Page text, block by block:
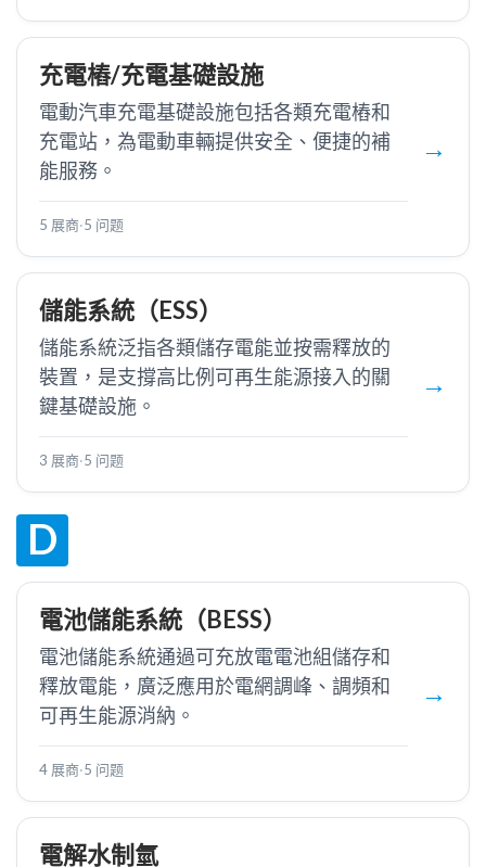
充電樁/充電基礎設施
電動汽車充電基礎設施包括各類充電樁和
充電站，為電動車輛提供安全、便捷的補
能服務。
5 展商·5 问题
儲能系統（ESS）
儲能系統泛指各類儲存電能並按需釋放的
裝置，是支撐高比例可再生能源接入的關
鍵基礎設施。
3 展商·5 问题
D
電池儲能系統（BESS）
電池儲能系統通過可充放電電池組儲存和
釋放電能，廣泛應用於電網調峰、調頻和
可再生能源消納。
4 展商·5 问题
電解水制氫